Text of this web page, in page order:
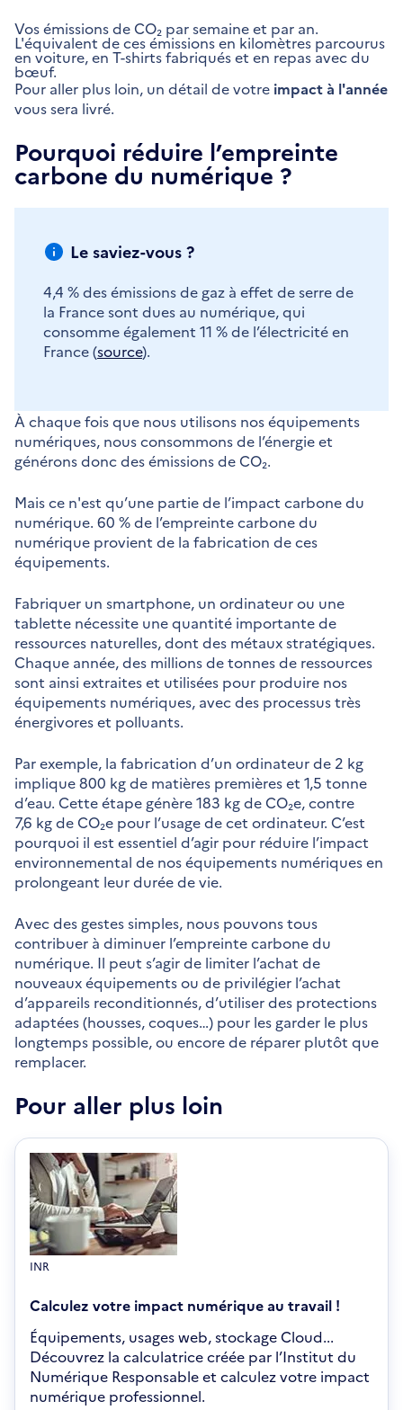
Vos émissions de CO₂ par semaine et par an.
L'équivalent de ces émissions en kilomètres parcourus
en voiture, en T-shirts fabriqués et en repas avec du
bœuf.
Pour aller plus loin, un détail de votre impact à l'année
vous sera livré.
Pourquoi réduire l’empreinte
carbone du numérique ?
Le saviez-vous ?
4,4 % des émissions de gaz à effet de serre de
la France sont dues au numérique, qui
consomme également 11 % de l’électricité en
France (source).
À chaque fois que nous utilisons nos équipements
numériques, nous consommons de l’énergie et
générons donc des émissions de CO₂.
Mais ce n'est qu’une partie de l’impact carbone du
numérique. 60 % de l’empreinte carbone du
numérique provient de la fabrication de ces
équipements.
Fabriquer un smartphone, un ordinateur ou une
tablette nécessite une quantité importante de
ressources naturelles, dont des métaux stratégiques.
Chaque année, des millions de tonnes de ressources
sont ainsi extraites et utilisées pour produire nos
équipements numériques, avec des processus très
énergivores et polluants.
Par exemple, la fabrication d’un ordinateur de 2 kg
implique 800 kg de matières premières et 1,5 tonne
d’eau. Cette étape génère 183 kg de CO₂e, contre
7,6 kg de CO₂e pour l’usage de cet ordinateur. C’est
pourquoi il est essentiel d’agir pour réduire l’impact
environnemental de nos équipements numériques en
prolongeant leur durée de vie.
Avec des gestes simples, nous pouvons tous
contribuer à diminuer l’empreinte carbone du
numérique. Il peut s’agir de limiter l’achat de
nouveaux équipements ou de privilégier l’achat
d’appareils reconditionnés, d’utiliser des protections
adaptées (housses, coques…) pour les garder le plus
longtemps possible, ou encore de réparer plutôt que
remplacer.
Pour aller plus loin
INR
Calculez votre impact numérique au travail !
Équipements, usages web, stockage Cloud...
Découvrez la calculatrice créée par l’Institut du
Numérique Responsable et calculez votre impact
numérique professionnel.